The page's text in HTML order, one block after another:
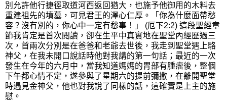
別允許他行捷徑取道河西返回猶大，也施予他御用的木料去
重建祖先的墳墓，可見君王的澤心仁厚。「你為什麼面帶愁
容？沒有別的，你心中一定有愁事！」 (厄下2:2) 這段聖經章
節我肯定是首次閱讀，卻在生平中真實地在聖堂內經歷過三
次，首兩次分別是在爸爸和老爺去世後，我走到聖堂遇上駱
神父，在我未開口說話時他對我講的第一句話；最近的一次
發生在今年的六月中，當我知道媽媽的胃部有腫瘤後，整個
下午都心情不定，遂參與了星期六的提前彌撒，在離開聖堂
時遇見金神父，他也對我說了同樣的話，這確實是上主的施
慰。